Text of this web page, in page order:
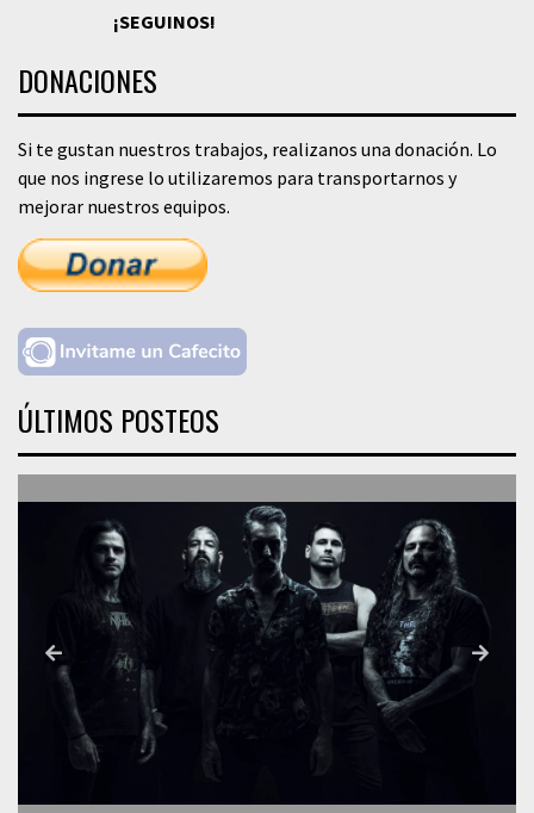
¡SEGUINOS!
DONACIONES
Si te gustan nuestros trabajos, realizanos una donación. Lo
que nos ingrese lo utilizaremos para transportarnos y
mejorar nuestros equipos.
ÚLTIMOS POSTEOS